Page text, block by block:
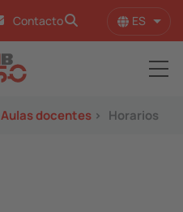
Contacto ES
Aulas docentes > Horarios